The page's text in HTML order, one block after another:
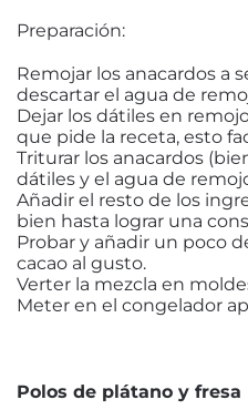
Preparación:
Remojar los anacardos a
descartar el agua de
Dejar los dátiles en
que pide la receta, esto
Triturar los anacardos
dátiles y el agua de
Añadir el resto de los
bien hasta lograr una
Probar y añadir un poco
cacao al gusto.
Verter la mezcla en
Meter en el congelador
Polos de plátano y fresa